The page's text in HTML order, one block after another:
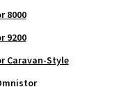
8000
9200
Caravan-Style